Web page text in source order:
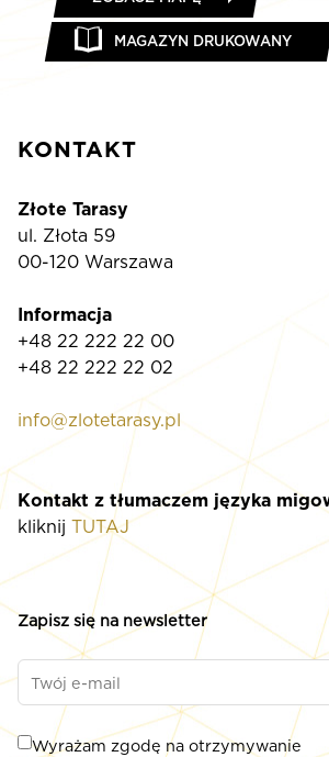
KONTAKT
Złote Tarasy
ul. Złota 59
00-120 Warszawa
Informacja
+48 22 222 22 00
+48 22 222 22 02
info@zlotetarasy.pl
Kontakt z tłumaczem języka
kliknij TUTAJ
Zapisz się na newsletter
Wyrażam zgodę na otrzymywanie
MAGAZYN DRUKOWANY